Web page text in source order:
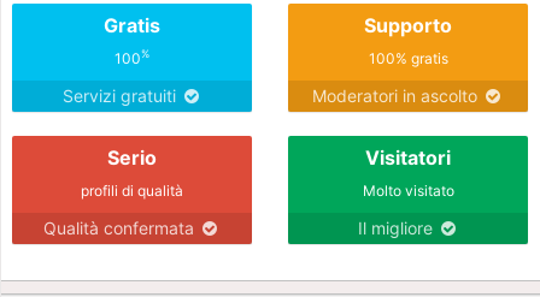
Gratis
100%
Servizi gratuiti
Supporto
100% gratis
Moderatori in ascolto
Serio
profili di qualità
Qualità confermata
Visitatori
Molto visitato
Il migliore